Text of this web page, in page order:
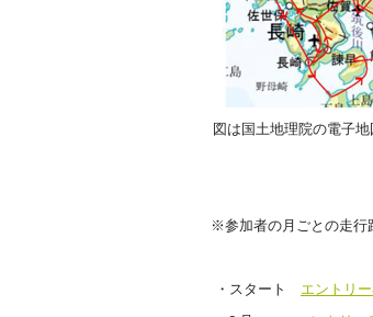
図は国土地理院の電子
※参加者の月ごとの走行
・スタート エントリ